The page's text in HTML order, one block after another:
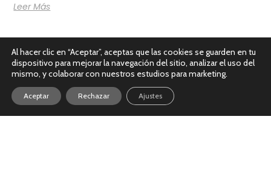
Leer Más
Al hacer clic en “Aceptar”, aceptas que las cookies se guarden en tu
dispositivo para mejorar la navegación del sitio, analizar el uso del
mismo, y colaborar con nuestros estudios para marketing.
Aceptar Rechazar Ajustes